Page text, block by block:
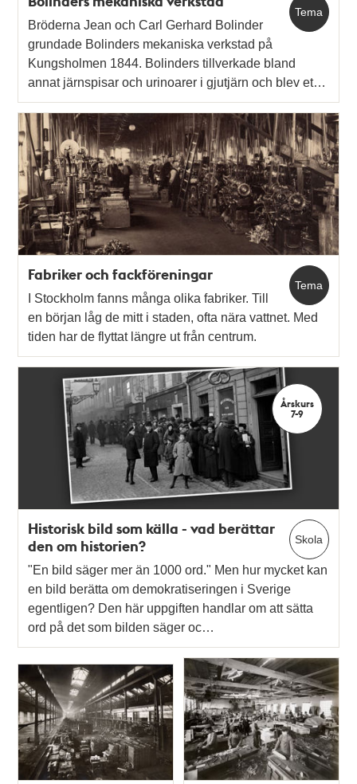
Tema
Bröderna Jean och Carl Gerhard Bolinder
grundade Bolinders mekaniska verkstad på
Kungsholmen 1844. Bolinders tillverkade bland
annat järnspisar och urinoarer i gjutjärn och blev et…
Tema
Fabriker och fackföreningar
I Stockholm fanns många olika fabriker. Till
en början låg de mitt i staden, ofta nära vattnet. Med
tiden har de flyttat längre ut från centrum.
Årskurs
7-9
Skola
Historisk bild som källa - vad berättar
den om historien?
"En bild säger mer än 1000 ord." Men hur mycket kan
en bild berätta om demokratiseringen i Sverige
egentligen? Den här uppgiften handlar om att sätta
ord på det som bilden säger oc…